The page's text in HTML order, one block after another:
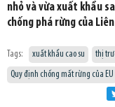
nhỏ và vừa xuất khẩu
chống phá rừng của
Tags: xuất khẩu cao su thị
Quy định chống mất rừng của EU